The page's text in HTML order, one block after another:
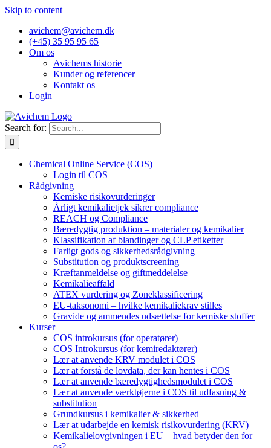
Skip to content
avichem@avichem.dk
(+45) 35 95 95 65
Om os
Avichems historie
Kunder og referencer
Kontakt os
Login
Search for:
Chemical Online Service (COS)
Login til COS
Rådgivning
Kemiske risikovurderinger
Årligt kemikalietjek sikrer compliance
REACH og Compliance
Bæredygtig produktion – materialer og kemikalier
Klassifikation af blandinger og CLP etiketter
Farligt gods og sikkerhedsrådgivning
Substitution og produktscreening
Kræftanmeldelse og giftmeddelelse
Kemikalieaffald
ATEX vurdering og Zoneklassificering
EU-taksonomi – hvilke kemikaliekrav stilles
Gravide og ammendes udsættelse for kemiske stoffer
Kurser
COS introkursus (for operatører)
COS Introkursus (for kemiredaktører)
Lær at anvende KRV modulet i COS
Lær at forstå de lovdata, der kan hentes i COS
Lær at anvende bæredygtighedsmodulet i COS
Lær at anvende værktøjerne i COS til udfasning &
substitution
Grundkursus i kemikalier & sikkerhed
Lær at udarbejde en kemisk risikovurdering (KRV)
Kemikalielovgivningen i EU – hvad betyder den for